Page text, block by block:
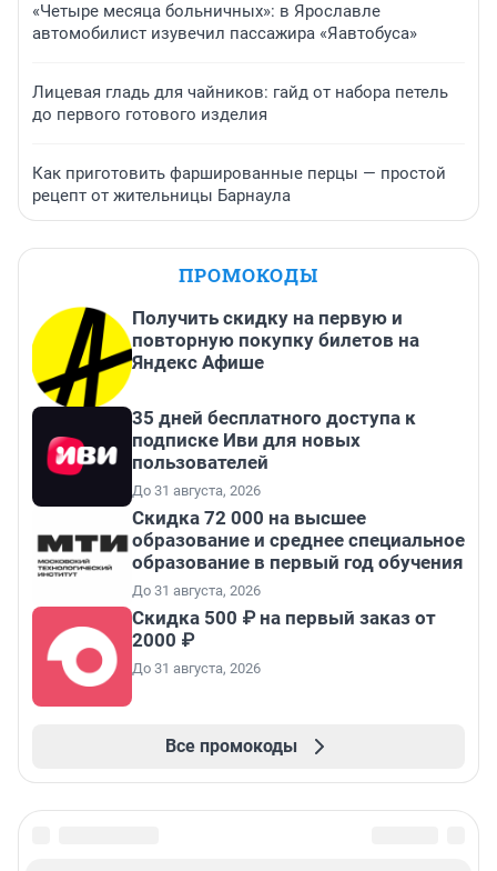
«Четыре месяца больничных»: в Ярославле
автомобилист изувечил пассажира «Яавтобуса»
Лицевая гладь для чайников: гайд от набора петель
до первого готового изделия
Как приготовить фаршированные перцы — простой
рецепт от жительницы Барнаула
ПРОМОКОДЫ
Получить скидку на первую и
повторную покупку билетов на
Яндекс Афише
35 дней бесплатного доступа к
подписке Иви для новых
пользователей
До 31 августа, 2026
Скидка 72 000 на высшее
образование и среднее специальное
образование в первый год обучения
До 31 августа, 2026
Скидка 500 ₽ на первый заказ от
2000 ₽
До 31 августа, 2026
Все промокоды